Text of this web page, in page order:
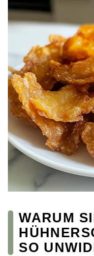
WARUM
SO